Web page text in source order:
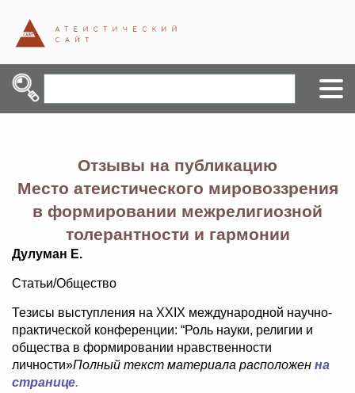
Отзывы на публикацию
Место атеистического мировоззрения
в формировании межрелигиозной
толерантности и гармонии
Дулуман Е.
Статьи/Общество
Тезисы выступления на ХXIX международной научно-
практической конференции: “Роль науки, религии и
общества в формировании нравственности
личности»Полный текст материала расположен на
странице.